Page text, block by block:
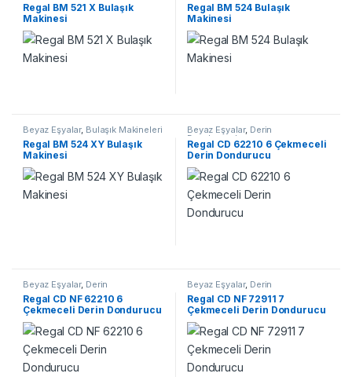
Regal BM 521 X Bulaşık
Makinesi
Regal BM 524 Bulaşık
Makinesi
Beyaz Eşyalar, Bulaşık Makineleri
Regal BM 524 XY Bulaşık
Makinesi
Beyaz Eşyalar, Derin
Dondurucular
Regal CD 62210 6 Çekmeceli
Derin Dondurucu
Beyaz Eşyalar, Derin
Dondurucular
Regal CD NF 62210 6
Çekmeceli Derin Dondurucu
Beyaz Eşyalar, Derin
Dondurucular
Regal CD NF 72911 7
Çekmeceli Derin Dondurucu